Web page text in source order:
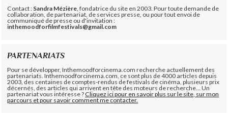
Contact : Sandra Mézière , fondatrice du site en 2003. Pour toute demande de
collaboration, de partenariat, de services presse, ou pour tout envoi de
communiqué de presse ou d'invitation :
inthemoodforfilmfestivals@gmail.com
PARTENARIATS
Pour se développer, Inthemoodforcinema.com recherche actuellement des
partenariats. Inthemoodforcinema.com, ce sont plus de 4000 articles depuis
2003, des centaines de comptes-rendus de festivals de cinéma, plusieurs prix
décernés, des articles qui arrivent en tête des moteurs de recherche... Un
partenariat vous intéresse ?Cliquez ici pour en savoir plus sur le site, sur mon
parcours et pour savoir comment me contacter.